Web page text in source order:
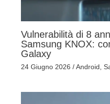
Vulnerabilità di 8
Samsung KNOX:
Galaxy
24 Giugno 2026 /Android